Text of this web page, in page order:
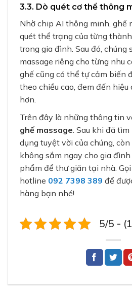
3.3. Dò quét cơ thể thông
Nhờ chip AI thông minh, ghế
quét thể trạng của từng
trong gia đình. Sau đó, chúng
massage riêng cho từng nhu
ghế cũng có thể tự cảm biến
theo chiều cao, đem đến
hơn.
Trên đây là những thông tin
ghế massage . Sau khi đã
dụng tuyệt vời của chúng,
không sắm ngay cho gia
phẩm để thư giãn tại nhà.
hotline 092 7398 389 để
hàng bạn nhé!
5/5 -